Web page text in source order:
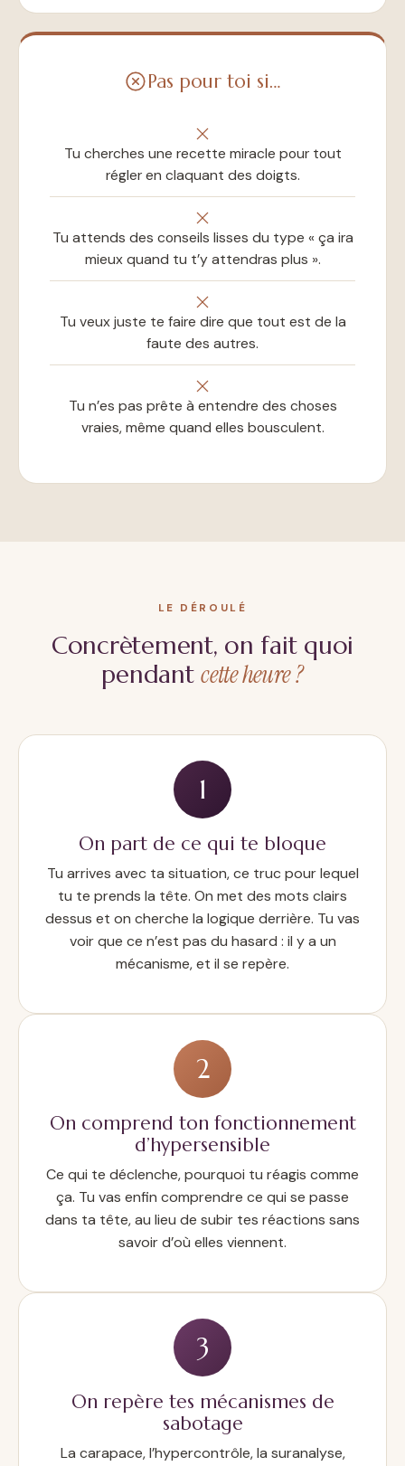
Pas pour toi si…
Tu cherches une recette miracle pour tout
régler en claquant des doigts.
Tu attends des conseils lisses du type « ça ira
mieux quand tu t’y attendras plus ».
Tu veux juste te faire dire que tout est de la
faute des autres.
Tu n’es pas prête à entendre des choses
vraies, même quand elles bousculent.
LE DÉROULÉ
Concrètement, on fait quoi
pendantcette heure ?
1
On part de ce qui te bloque
Tu arrives avec ta situation, ce truc pour lequel
tu te prends la tête. On met des mots clairs
dessus et on cherche la logique derrière. Tu vas
voir que ce n’est pas du hasard : il y a un
mécanisme, et il se repère.
2
On comprend ton fonctionnement
d’hypersensible
Ce qui te déclenche, pourquoi tu réagis comme
ça. Tu vas enfin comprendre ce qui se passe
dans ta tête, au lieu de subir tes réactions sans
savoir d’où elles viennent.
3
On repère tes mécanismes de
sabotage
La carapace, l’hypercontrôle, la suranalyse,